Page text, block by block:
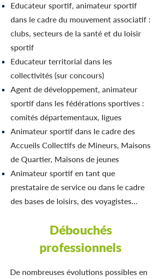
Educateur sportif, animateur sportif
dans le cadre du mouvement associatif :
clubs, secteurs de la santé et du loisir
sportif
Educateur territorial dans les
collectivités (sur concours)
Agent de développement, animateur
sportif dans les fédérations sportives :
comités départementaux, ligues
Animateur sportif dans le cadre des
Accueils Collectifs de Mineurs, Maisons
de Quartier, Maisons de jeunes
Animateur sportif en tant que
prestataire de service ou dans le cadre
des bases de loisirs, des voyagistes…
Débouchés
professionnels
De nombreuses évolutions possibles en